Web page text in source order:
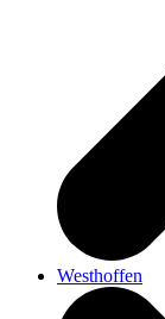
Westhoffen